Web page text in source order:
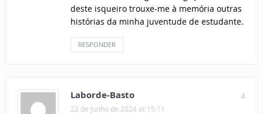
deste isqueiro trouxe-me à memória outras
histórias da minha juventude de estudante.
RESPONDER
4
Laborde-Basto
22 de Junho de 2024 at 15:11